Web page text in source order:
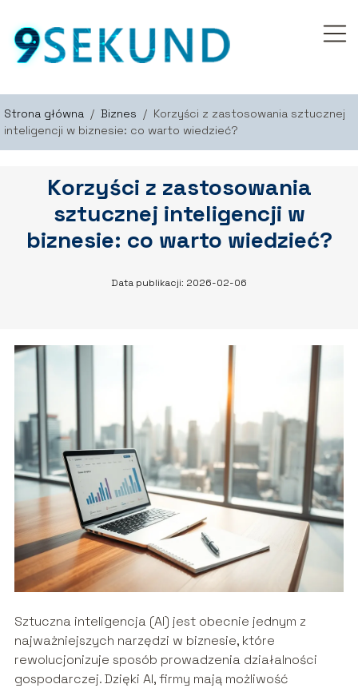
Strona główna / Biznes / Korzyści z zastosowania sztucznej
inteligencji w biznesie: co warto wiedzieć?
Korzyści z zastosowania
sztucznej inteligencji w
biznesie: co warto wiedzieć?
Data publikacji: 2026-02-06
Sztuczna inteligencja (AI) jest obecnie jednym z
najważniejszych narzędzi w biznesie, które
rewolucjonizuje sposób prowadzenia działalności
gospodarczej. Dzięki AI, firmy mają możliwość